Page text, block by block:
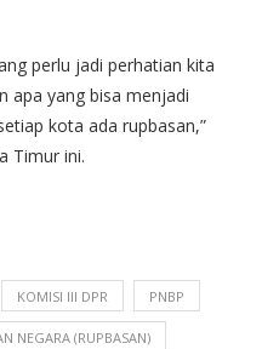
perlu jadi perhatian kita
apa yang bisa menjadi
kota ada rupbasan,”
Timur ini.
KOMISI III DPR PNBP
NEGARA (RUPBASAN)